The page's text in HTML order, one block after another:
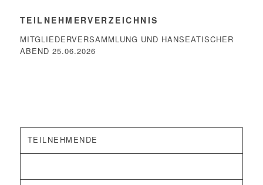
TEILNEHMERVERZEICHNIS
MITGLIEDERVERSAMMLUNG UND HANSEATISCHER
ABEND 25.06.2026
TEILNEHMENDE